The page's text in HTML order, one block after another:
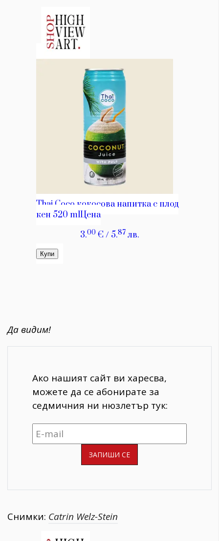
Да видим!
Ако нашият сайт ви харесва,
можете да се абонирате за
седмичния ни нюзлетър тук:
Снимки: Catrin Welz-Stein